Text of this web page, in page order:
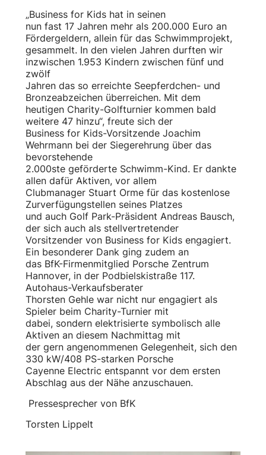
„Business for Kids hat in seinen
nun fast 17 Jahren mehr als 200.000 Euro an
Fördergeldern, allein für das Schwimmprojekt,
gesammelt. In den vielen Jahren durften wir
inzwischen 1.953 Kindern zwischen fünf und
zwölf
Jahren das so erreichte Seepferdchen- und
Bronzeabzeichen überreichen. Mit dem
heutigen Charity-Golfturnier kommen bald
weitere 47 hinzu“, freute sich der
Business for Kids-Vorsitzende Joachim
Wehrmann bei der Siegerehrung über das
bevorstehende
2.000ste geförderte Schwimm-Kind. Er dankte
allen dafür Aktiven, vor allem
Clubmanager Stuart Orme für das kostenlose
Zurverfügungstellen seines Platzes
und auch Golf Park-Präsident Andreas Bausch,
der sich auch als stellvertretender
Vorsitzender von Business for Kids engagiert.
Ein besonderer Dank ging zudem an
das BfK-Firmenmitglied Porsche Zentrum
Hannover, in der Podbielskistraße 117.
Autohaus-Verkaufsberater
Thorsten Gehle war nicht nur engagiert als
Spieler beim Charity-Turnier mit
dabei, sondern elektrisierte symbolisch alle
Aktiven an diesem Nachmittag mit
der gern angenommenen Gelegenheit, sich den
330 kW/408 PS-starken Porsche
Cayenne Electric entspannt vor dem ersten
Abschlag aus der Nähe anzuschauen.
Pressesprecher von BfK
Torsten Lippelt